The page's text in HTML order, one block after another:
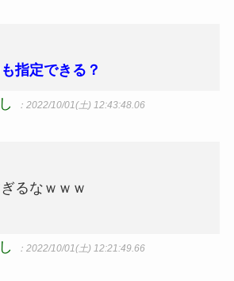
指定できる？
：2022/10/01(土) 12:43:48.06
るなｗｗｗ
：2022/10/01(土) 12:21:49.66